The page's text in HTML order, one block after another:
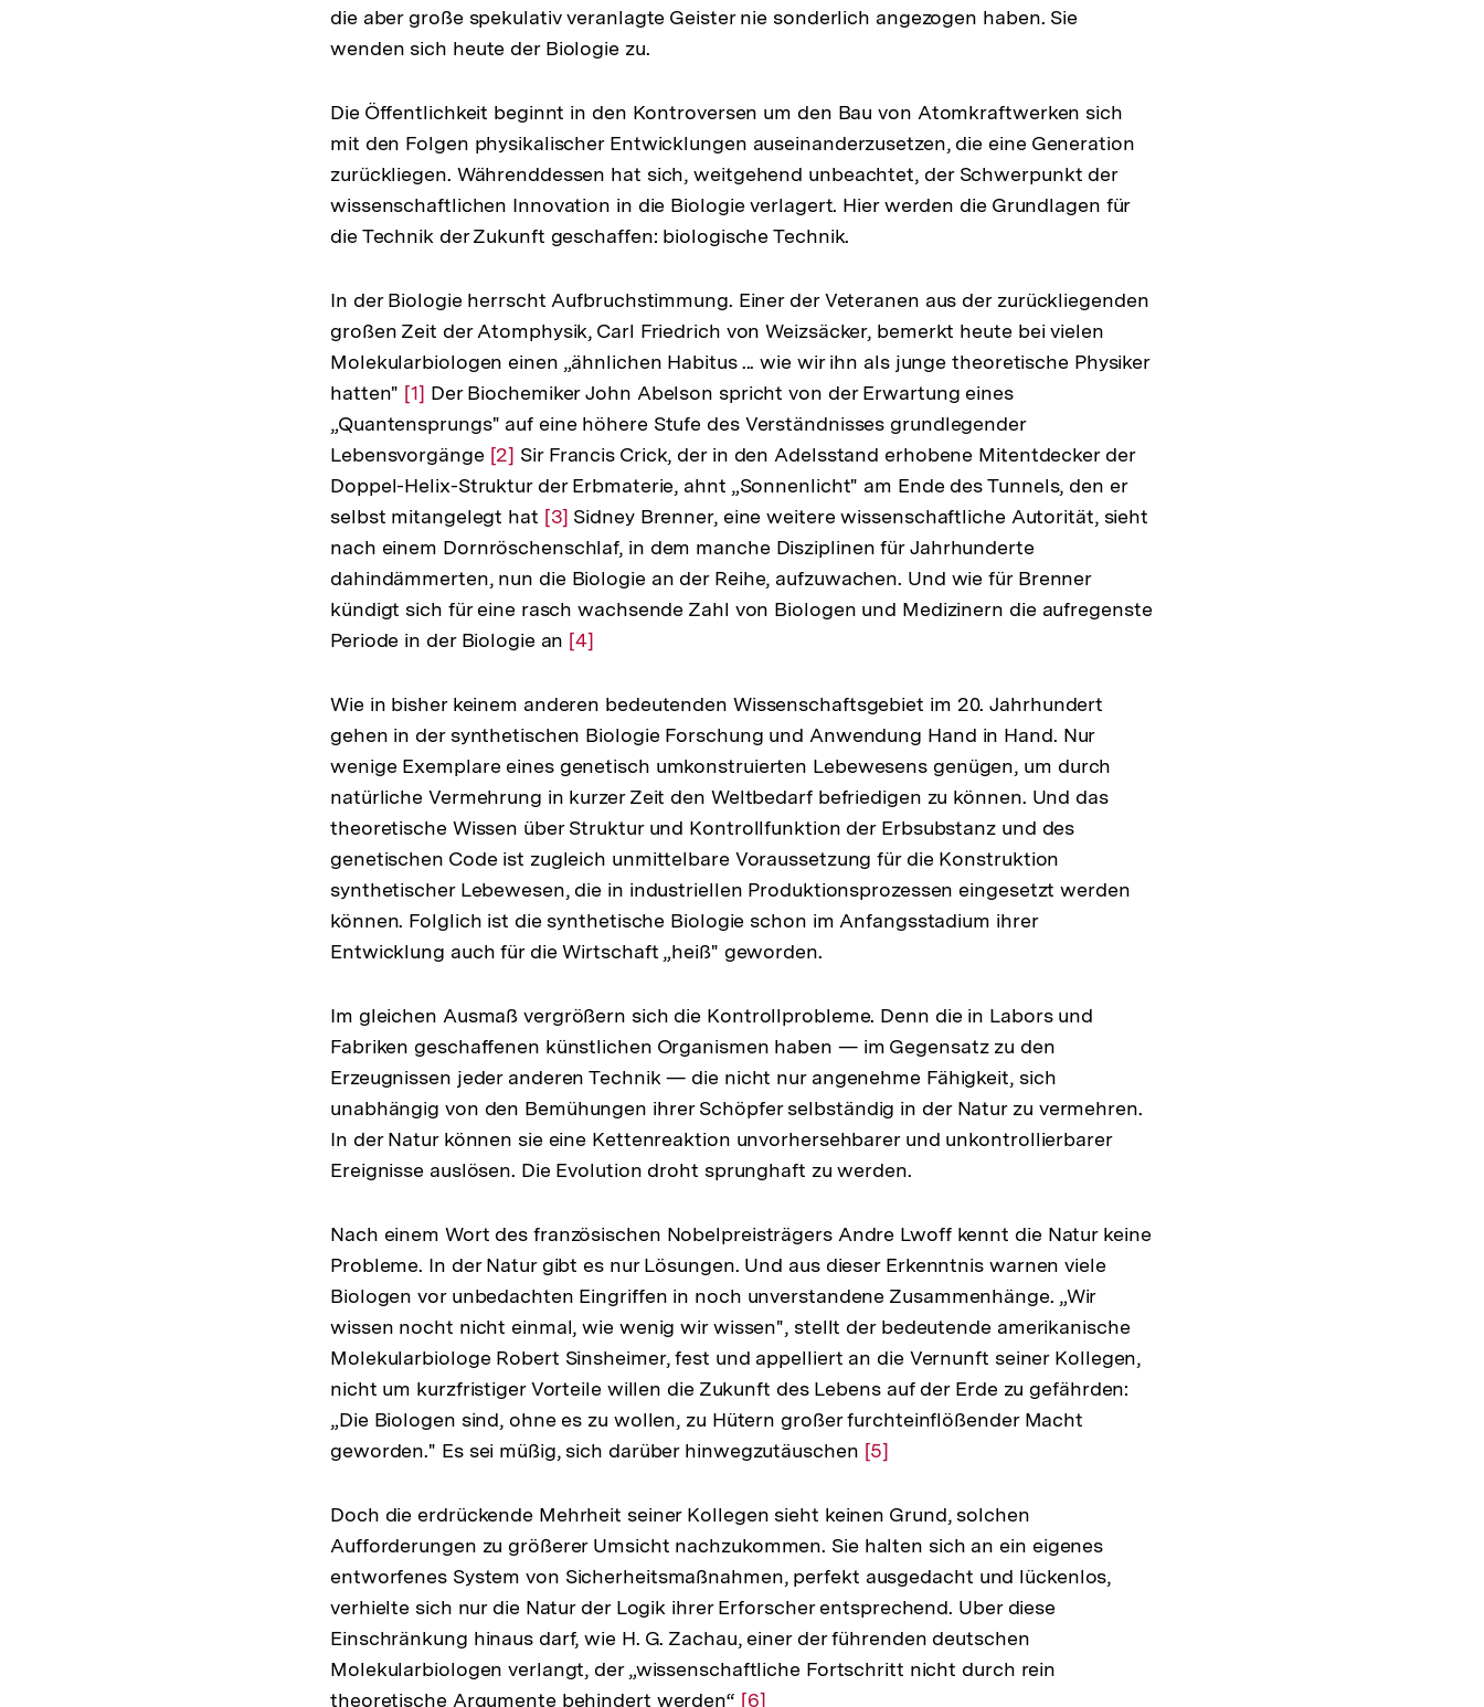
die aber große spekulativ veranlagte Geister nie sonderlich angezogen haben. Sie
wenden sich heute der Biologie zu.
Die Öffentlichkeit beginnt in den Kontroversen um den Bau von Atomkraftwerken sich
mit den Folgen physikalischer Entwicklungen auseinanderzusetzen, die eine Generation
zurückliegen. Währenddessen hat sich, weitgehend unbeachtet, der Schwerpunkt der
wissenschaftlichen Innovation in die Biologie verlagert. Hier werden die Grundlagen für
die Technik der Zukunft geschaffen: biologische Technik.
In der Biologie herrscht Aufbruchstimmung. Einer der Veteranen aus der zurückliegenden
großen Zeit der Atomphysik, Carl Friedrich von Weizsäcker, bemerkt heute bei vielen
Molekularbiologen einen „ähnlichen Habitus ... wie wir ihn als junge theoretische Physiker
hatten" Zur
Auflösung
der
Fußnote
[1] Der Biochemiker John Abelson spricht von der Erwartung eines
„Quantensprungs" auf eine höhere Stufe des Verständnisses grundlegender
Lebensvorgänge Zur
Auflösung
der
Fußnote
[2] Sir Francis Crick, der in den Adelsstand erhobene Mitentdecker der
Doppel-Helix-Struktur der Erbmaterie, ahnt „Sonnenlicht" am Ende des Tunnels, den er
selbst mitangelegt hat Zur
Auflösung
der
Fußnote
[3] Sidney Brenner, eine weitere wissenschaftliche Autorität, sieht
nach einem Dornröschenschlaf, in dem manche Disziplinen für Jahrhunderte
dahindämmerten, nun die Biologie an der Reihe, aufzuwachen. Und wie für Brenner
kündigt sich für eine rasch wachsende Zahl von Biologen und Medizinern die aufregenste
Periode in der Biologie an Zur
der
Fußnote
[4]
Wie in bisher keinem anderen bedeutenden Wissenschaftsgebiet im 20. Jahrhundert
gehen in der synthetischen Biologie Forschung und Anwendung Hand in Hand. Nur
wenige Exemplare eines genetisch umkonstruierten Lebewesens genügen, um durch
natürliche Vermehrung in kurzer Zeit den Weltbedarf befriedigen zu können. Und das
theoretische Wissen über Struktur und Kontrollfunktion der Erbsubstanz und des
genetischen Code ist zugleich unmittelbare Voraussetzung für die Konstruktion
synthetischer Lebewesen, die in industriellen Produktionsprozessen eingesetzt werden
können. Folglich ist die synthetische Biologie schon im Anfangsstadium ihrer
Entwicklung auch für die Wirtschaft „heiß" geworden.
Im gleichen Ausmaß vergrößern sich die Kontrollprobleme. Denn die in Labors und
Fabriken geschaffenen künstlichen Organismen haben — im Gegensatz zu den
Erzeugnissen jeder anderen Technik — die nicht nur angenehme Fähigkeit, sich
unabhängig von den Bemühungen ihrer Schöpfer selbständig in der Natur zu vermehren.
In der Natur können sie eine Kettenreaktion unvorhersehbarer und unkontrollierbarer
Ereignisse auslösen. Die Evolution droht sprunghaft zu werden.
Nach einem Wort des französischen Nobelpreisträgers Andre Lwoff kennt die Natur keine
Probleme. In der Natur gibt es nur Lösungen. Und aus dieser Erkenntnis warnen viele
Biologen vor unbedachten Eingriffen in noch unverstandene Zusammenhänge. „Wir
wissen nocht nicht einmal, wie wenig wir wissen", stellt der bedeutende amerikanische
Molekularbiologe Robert Sinsheimer, fest und appelliert an die Vernunft seiner Kollegen,
nicht um kurzfristiger Vorteile willen die Zukunft des Lebens auf der Erde zu gefährden:
„Die Biologen sind, ohne es zu wollen, zu Hütern großer furchteinflößender Macht
geworden." Es sei müßig, sich darüber hinwegzutäuschen Zur
der
Fußnote
[5]
Doch die erdrückende Mehrheit seiner Kollegen sieht keinen Grund, solchen
Aufforderungen zu größerer Umsicht nachzukommen. Sie halten sich an ein eigenes
entworfenes System von Sicherheitsmaßnahmen, perfekt ausgedacht und lückenlos,
verhielte sich nur die Natur der Logik ihrer Erforscher entsprechend. Uber diese
Einschränkung hinaus darf, wie H. G. Zachau, einer der führenden deutschen
Molekularbiologen verlangt, der „wissenschaftliche Fortschritt nicht durch rein
theoretische Argumente behindert werden“ Zur
[6]